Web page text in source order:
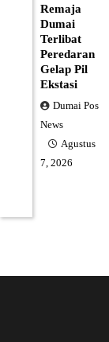
Remaja
Dumai
Terlibat
Peredaran
Gelap Pil
Ekstasi
Dumai Pos
News
Agustus
7, 2026